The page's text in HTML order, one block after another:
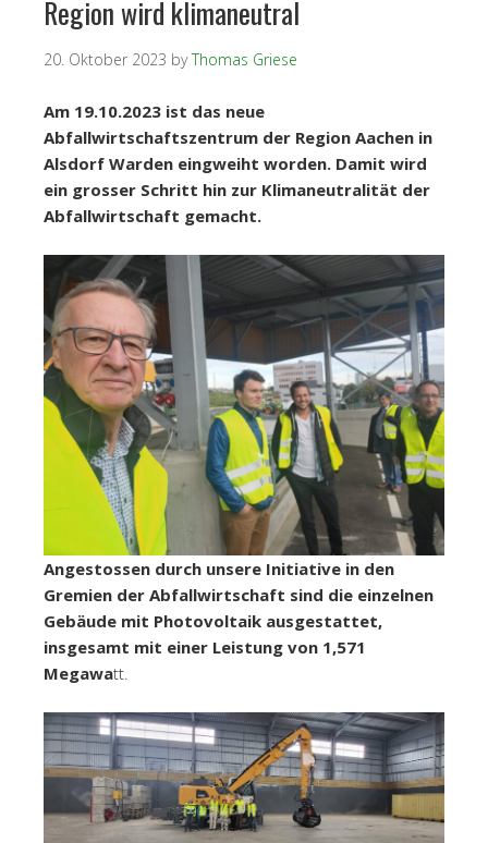
Region wird klimaneutral
20. Oktober 2023 byThomas Griese
Am 19.10.2023 ist das neue
Abfallwirtschaftszentrum der Region Aachen in
Alsdorf Warden eingweiht worden. Damit wird
ein grosser Schritt hin zur Klimaneutralität der
Abfallwirtschaft gemacht.
Angestossen durch unsere Initiative in den
Gremien der Abfallwirtschaft sind die einzelnen
Gebäude mit Photovoltaik ausgestattet,
insgesamt mit einer Leistung von 1,571
Megawatt.